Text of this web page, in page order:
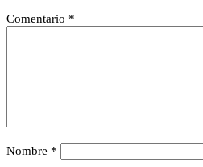
Comentario *
Nombre *